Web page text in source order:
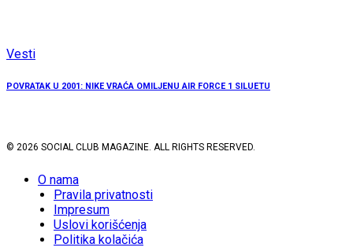
Vesti
POVRATAK U 2001: NIKE VRAĆA OMILJENU AIR FORCE 1 SILUETU
© 2026 SOCIAL CLUB MAGAZINE. ALL RIGHTS RESERVED.
O nama
Pravila privatnosti
Impresum
Uslovi korišćenja
Politika kolačića